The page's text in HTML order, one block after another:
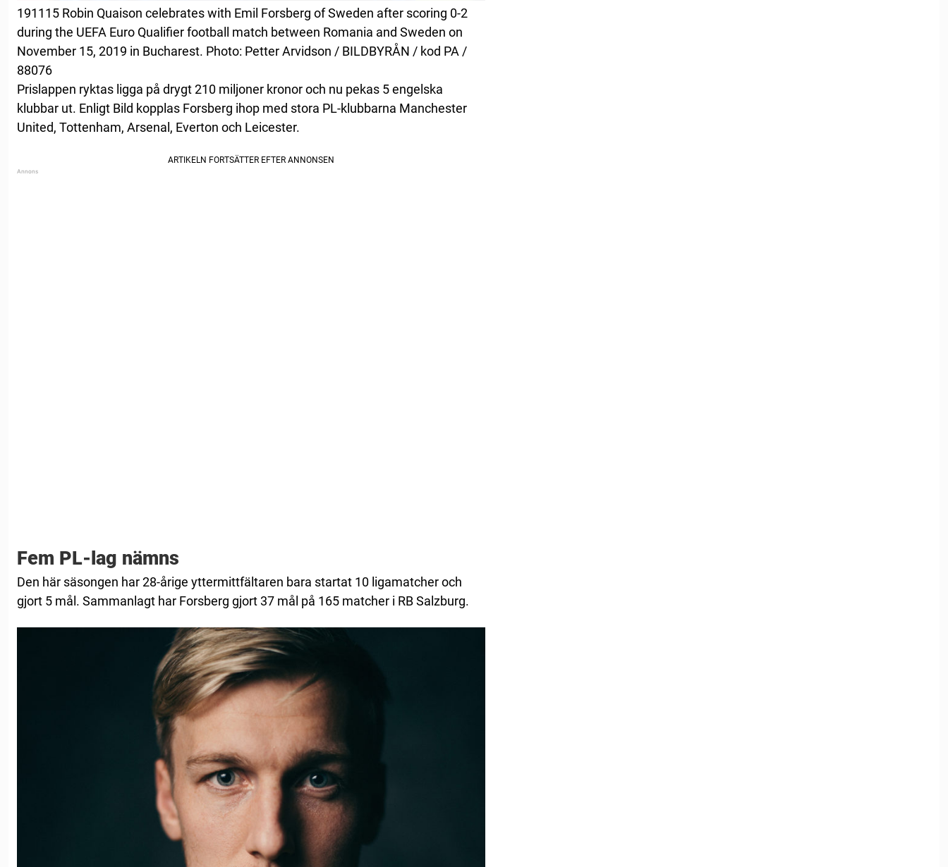
191115 Robin Quaison celebrates with Emil Forsberg of Sweden after scoring 0-2
during the UEFA Euro Qualifier football match between Romania and Sweden on
November 15, 2019 in Bucharest. Photo: Petter Arvidson / BILDBYRÅN / kod PA /
88076
Prislappen ryktas ligga på drygt 210 miljoner kronor och nu pekas 5 engelska
klubbar ut. Enligt Bild kopplas Forsberg ihop med stora PL-klubbarna Manchester
United, Tottenham, Arsenal, Everton och Leicester.
Fem PL-lag nämns
Den här säsongen har 28-årige yttermittfältaren bara startat 10 ligamatcher och
gjort 5 mål. Sammanlagt har Forsberg gjort 37 mål på 165 matcher i RB Salzburg.